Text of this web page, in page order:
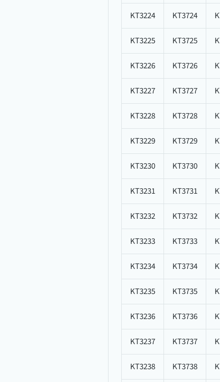
KT3224 KT3724
KT3225 KT3725
KT3226 KT3726
KT3227 KT3727
KT3228 KT3728
KT3229 KT3729
KT3230 KT3730
KT3231 KT3731
KT3232 KT3732
KT3233 KT3733
KT3234 KT3734
KT3235 KT3735
KT3236 KT3736
KT3237 KT3737
KT3238 KT3738